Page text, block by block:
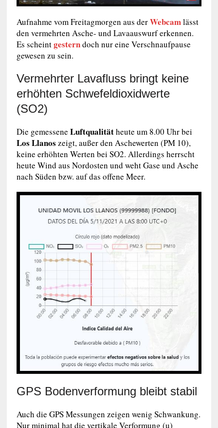
Aufnahme vom Freitagmorgen aus derWebcamlässt
den vermehrten Asche- und Lavaauswurf erkennen.
Es scheintgesterndoch nur eine Verschnaufpause
gewesen zu sein.
Vermehrter Lavafluss bringt keine
erhöhten Schwefeldioxidwerte
(SO2)
Die gemessene Luftqualitätheute um 8.00 Uhr bei
Los Llanos zeigt, außer den Aschewerten (PM 10),
keine erhöhten Werten bei SO2. Allerdings herrscht
heute Wind aus Nordosten und weht Gase und Asche
nach Süden bzw. auf das offene Meer.
GPS Bodenverformung bleibt stabil
Auch die GPS Messungen zeigen wenig Schwankung.
Nur minimal hat die vertikale Verformung (u)